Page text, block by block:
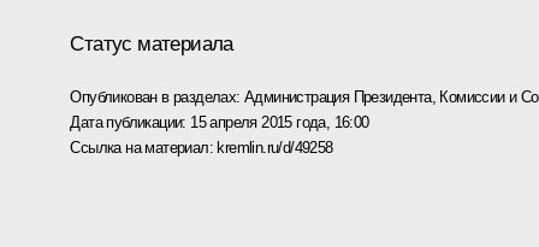
Статус материала
Опубликован в разделах: Администрация Президента, Комиссии и
Дата публикации: 15 апреля 2015 года, 16:00
Ссылка на материал: kremlin.ru/d/49258